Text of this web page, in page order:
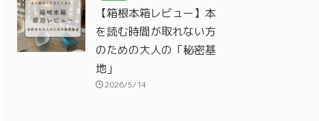
【箱根本箱レビュー】本
を読む時間が取れない方
のための大人の「秘密基
地」
2026/5/14